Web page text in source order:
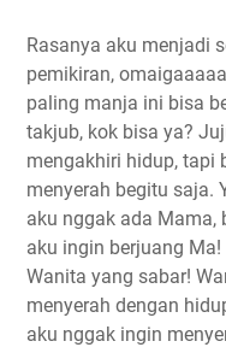
Rasanya aku menjadi
pemikiran,
paling manja ini bisa
takjub, kok bisa ya?
mengakhiri hidup, tapi
menyerah begitu saja.
aku nggak ada Mama,
aku ingin berjuang
Wanita yang sabar!
menyerah dengan
aku nggak ingin